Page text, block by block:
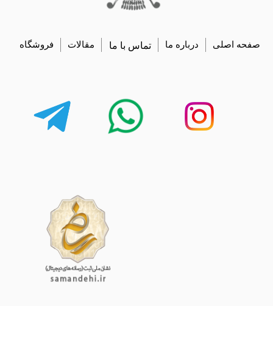
صفحه اصلی درباره ما تماس با ما مقالات فروشگاه